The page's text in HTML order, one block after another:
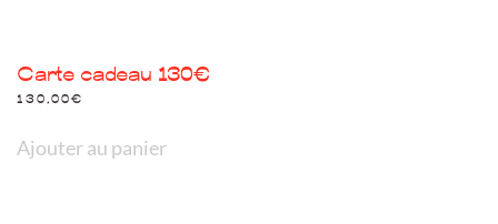
Carte cadeau 130€
130,00€
Ajouter au panier